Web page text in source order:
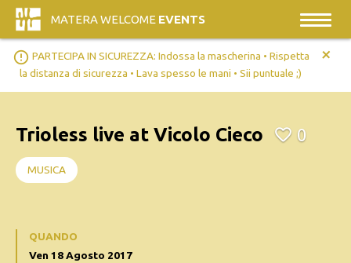
MATERA WELCOME EVENTS
error_outline PARTECIPA IN SICUREZZA: Indossa la mascherina • Rispetta
la distanza di sicurezza • Lava spesso le mani • Sii puntuale ;)
+
Trioless live at Vicolo Cieco 0
MUSICA
QUANDO
Ven 18 Agosto 2017